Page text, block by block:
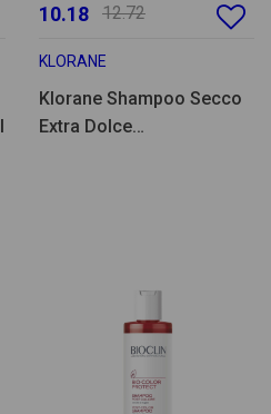
10.18 12.72
KLORANE
Klorane Shampoo Secco
Extra Dolce